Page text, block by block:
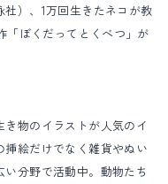
）、1万回生きたネコが教
「ぼくだってとくべつ」が
物のイラストが人気のイ
絵だけでなく雑貨やぬい
分野で活動中。動物たち